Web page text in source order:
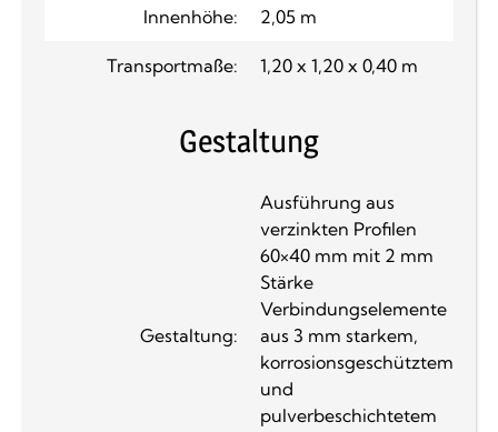
Innenhöhe: 2,05 m
Transportmaße: 1,20 x 1,20 x 0,40 m
Gestaltung
Gestaltung:
Ausführung aus
verzinkten Profilen
60×40 mm mit 2 mm
Stärke
Verbindungselemente
aus 3 mm starkem,
korrosionsgeschütztem
und
pulverbeschichtetem